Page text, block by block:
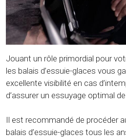
Jouant un rôle primordial pour
les balais d’essuie-glaces vous
excellente visibilité en cas
d’assurer un essuyage optimal
Il est recommandé de procéder
balais d’essuie-glaces tous les